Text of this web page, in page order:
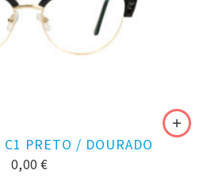
PRETO / DOURADO
0,00 €